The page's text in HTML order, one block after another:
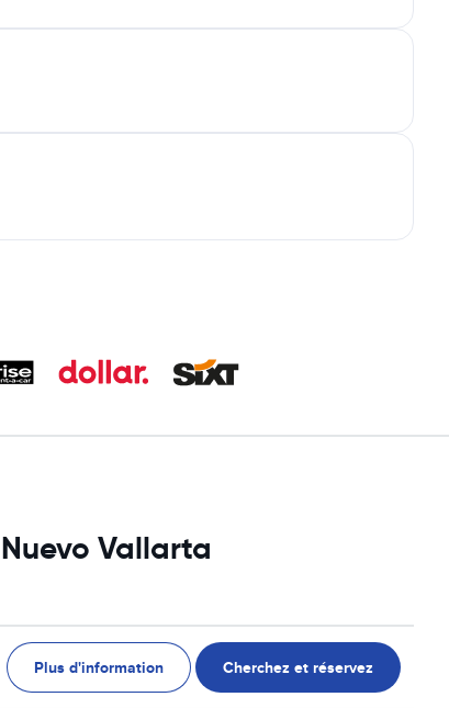
Vallarta
Plus d'information Cherchez et réservez